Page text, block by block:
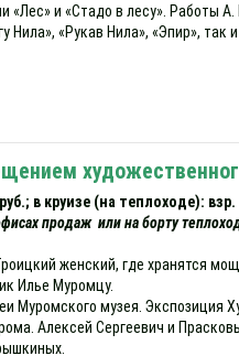
и «Стадо в лесу». Работы
«Рукав Нила», «Эпир»,
в круизе (на теплоходе): взр.
продаж или на борту
женский, где хранятся
Илье Муромцу.
Муромского музея.
Алексей Сергеевич и